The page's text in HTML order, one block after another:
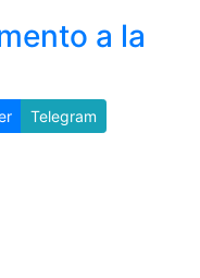
a la
Telegram